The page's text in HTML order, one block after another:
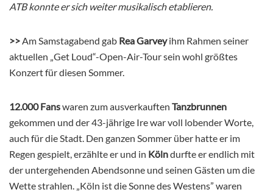
ATB konnte er sich weiter musikalisch etablieren.
>>Am Samstagabend gab Rea Garveyihm Rahmen seiner
aktuellen „Get Loud“-Open-Air-Tour sein wohl größtes
Konzert für diesen Sommer.
12.000 Fanswaren zum ausverkauften Tanzbrunnen
gekommen und der 43-jährige Ire war voll lobender Worte,
auch für die Stadt. Den ganzen Sommer über hatte er im
Regen gespielt, erzählte er und in Kölndurfte er endlich mit
der untergehenden Abendsonne und seinen Gästen um die
Wette strahlen. „Köln ist die Sonne des Westens” waren